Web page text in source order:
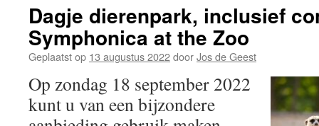
Dagje dierenpark, inclusief
Symphonica at the Zoo
Geplaatst op 13 augustus 2022doorJos de Geest
Op zondag 18 september 2022
kunt u van een bijzondere